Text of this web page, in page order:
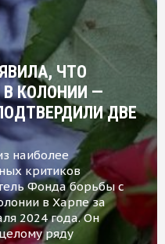
ЧТО
В КОЛОНИИ —
ДВЕ
наиболее
критиков
Фонда борьбы с
в Харпе за
2024 года. Он
ряду